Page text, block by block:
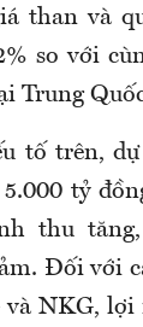
than và
so với
Trung
tố trên,
tỷ
thu
Đối với
và NKG, lợi